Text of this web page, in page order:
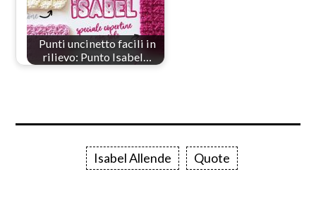
Punti uncinetto facili in
rilievo: Punto Isabel…
Isabel Allende Quote